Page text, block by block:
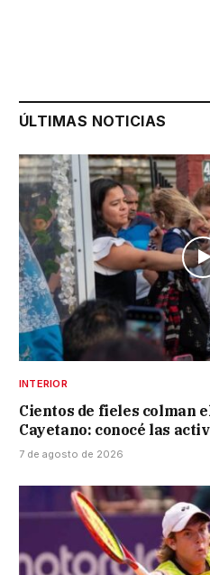
ÚLTIMAS NOTICIAS
INTERIOR
Cientos de fieles colman
Cayetano: conocé las
7 de agosto de 2026